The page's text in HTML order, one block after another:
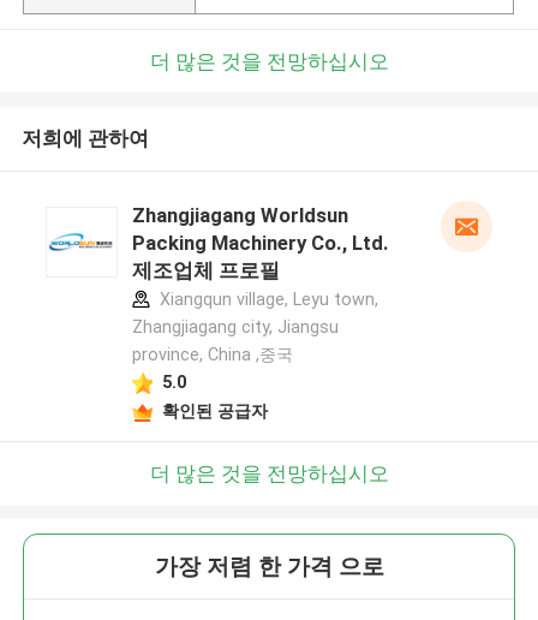
더 많은 것을 전망하십시오
저희에 관하여
Zhangjiagang Worldsun
Packing Machinery Co., Ltd.
제조업체 프로필
Xiangqun village, Leyu town,
Zhangjiagang city, Jiangsu
province, China ,중국
5.0
확인된 공급자
더 많은 것을 전망하십시오
가장 저렴 한 가격 으로